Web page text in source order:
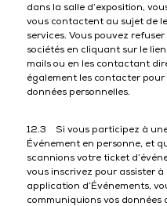
dans la salle d’exposition,
vous contactent au sujet de
services. Vous pouvez
sociétés en cliquant sur le
mails ou en les contactant
également les contacter
données personnelles.
12.3 Si vous participez à une
Événement en personne, et
scannions votre ticket
vous inscrivez pour assister
application d’Événements,
communiquions vos données